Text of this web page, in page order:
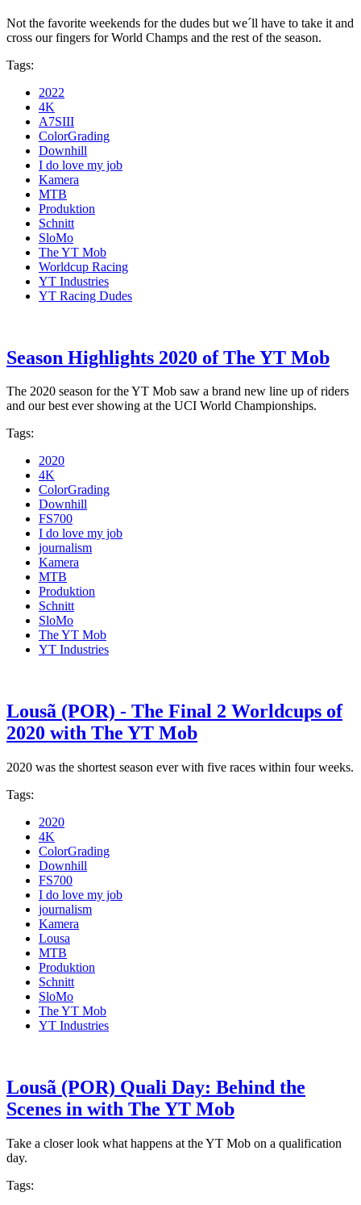
Not the favorite weekends for the dudes but we´ll have to take it and
cross our fingers for World Champs and the rest of the season.
Tags:
2022
4K
A7SIII
ColorGrading
Downhill
I do love my job
Kamera
MTB
Produktion
Schnitt
SloMo
The YT Mob
Worldcup Racing
YT Industries
YT Racing Dudes
Season Highlights 2020 of The YT Mob
The 2020 season for the YT Mob saw a brand new line up of riders
and our best ever showing at the UCI World Championships.
Tags:
2020
4K
ColorGrading
Downhill
FS700
I do love my job
journalism
Kamera
MTB
Produktion
Schnitt
SloMo
The YT Mob
YT Industries
Lousã (POR) - The Final 2 Worldcups of
2020 with The YT Mob
2020 was the shortest season ever with five races within four weeks.
Tags:
2020
4K
ColorGrading
Downhill
FS700
I do love my job
journalism
Kamera
Lousa
MTB
Produktion
Schnitt
SloMo
The YT Mob
YT Industries
Lousã (POR) Quali Day: Behind the
Scenes in with The YT Mob
Take a closer look what happens at the YT Mob on a qualification
day.
Tags: